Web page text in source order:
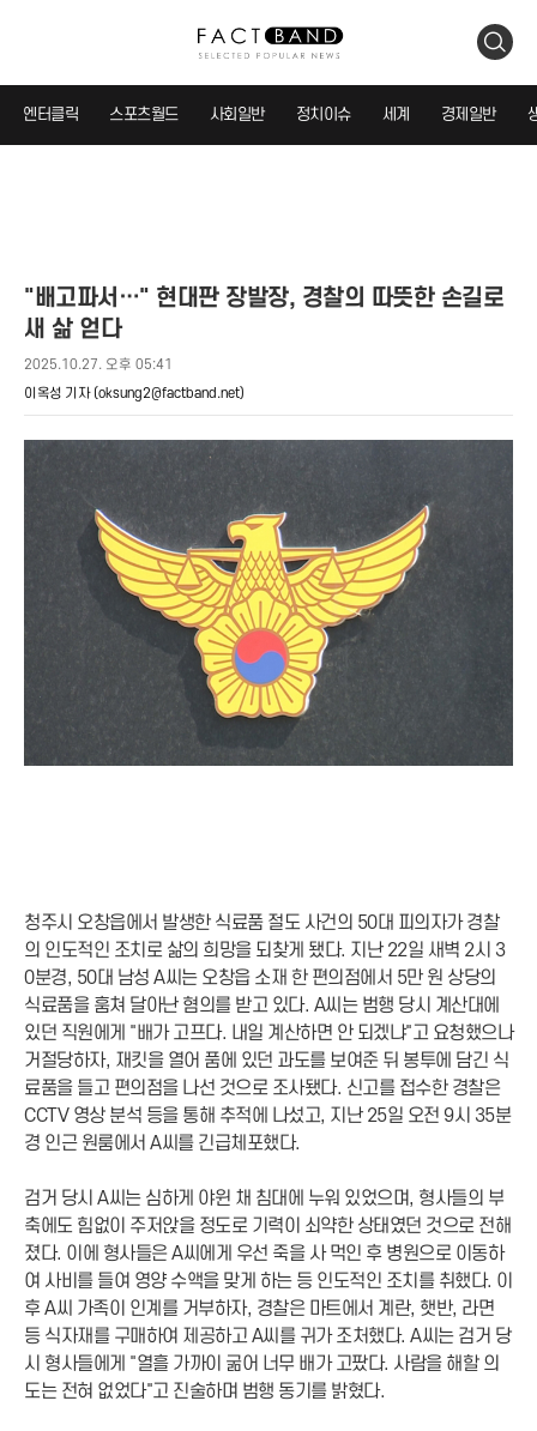
검
엔터클릭 스포츠월드 사회일반 정치이슈 세계 경제일반
"배고파서…" 현대판 장발장, 경찰의 따뜻한 손길로
새 삶 얻다
2025.10.27. 오후 05:41
이옥성 기자 (oksung2@factband.net)
청주시 오창읍에서 발생한 식료품 절도 사건의 50대 피의자가 경찰
의 인도적인 조치로 삶의 희망을 되찾게 됐다. 지난 22일 새벽 2시 3
0분경, 50대 남성 A씨는 오창읍 소재 한 편의점에서 5만 원 상당의
식료품을 훔쳐 달아난 혐의를 받고 있다. A씨는 범행 당시 계산대에
있던 직원에게 "배가 고프다. 내일 계산하면 안 되겠냐"고 요청했으나
거절당하자, 재킷을 열어 품에 있던 과도를 보여준 뒤 봉투에 담긴 식
료품을 들고 편의점을 나선 것으로 조사됐다. 신고를 접수한 경찰은
CCTV 영상 분석 등을 통해 추적에 나섰고, 지난 25일 오전 9시 35분
경 인근 원룸에서 A씨를 긴급체포했다.
검거 당시 A씨는 심하게 야윈 채 침대에 누워 있었으며, 형사들의 부
축에도 힘없이 주저앉을 정도로 기력이 쇠약한 상태였던 것으로 전해
졌다. 이에 형사들은 A씨에게 우선 죽을 사 먹인 후 병원으로 이동하
여 사비를 들여 영양 수액을 맞게 하는 등 인도적인 조치를 취했다. 이
후 A씨 가족이 인계를 거부하자, 경찰은 마트에서 계란, 햇반, 라면
등 식자재를 구매하여 제공하고 A씨를 귀가 조처했다. A씨는 검거 당
시 형사들에게 "열흘 가까이 굶어 너무 배가 고팠다. 사람을 해할 의
도는 전혀 없었다"고 진술하며 범행 동기를 밝혔다.